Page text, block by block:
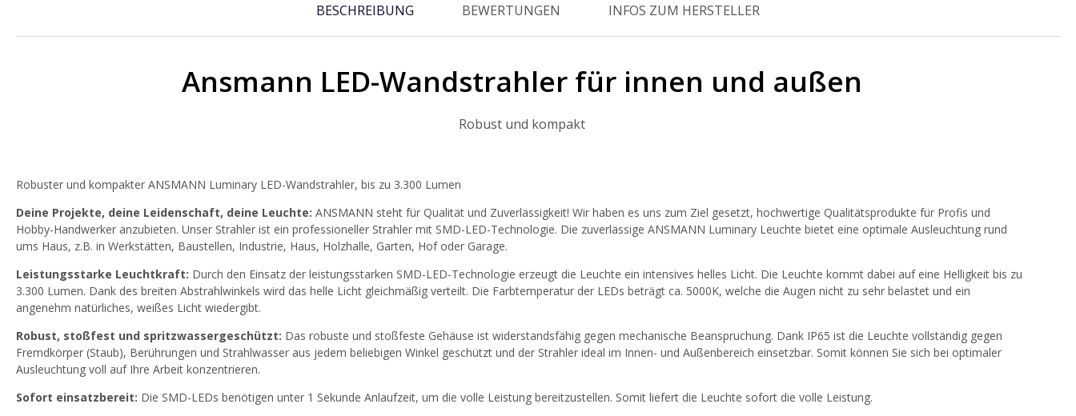
BESCHREIBUNG BEWERTUNGEN INFOS ZUM HERSTELLER
Ansmann LED-Wandstrahler für innen und außen
Robust und kompakt
Robuster und kompakter ANSMANN Luminary LED-Wandstrahler, bis zu 3.300 Lumen
Deine Projekte, deine Leidenschaft, deine Leuchte: ANSMANN steht für Qualität und Zuverlässigkeit! Wir haben es uns zum Ziel gesetzt, hochwertige Qualitätsprodukte für Profis und
Hobby-Handwerker anzubieten. Unser Strahler ist ein professioneller Strahler mit SMD-LED-Technologie. Die zuverlässige ANSMANN Luminary Leuchte bietet eine optimale Ausleuchtung rund
ums Haus, z.B. in Werkstätten, Baustellen, Industrie, Haus, Holzhalle, Garten, Hof oder Garage.
Leistungsstarke Leuchtkraft: Durch den Einsatz der leistungsstarken SMD-LED-Technologie erzeugt die Leuchte ein intensives helles Licht. Die Leuchte kommt dabei auf eine Helligkeit bis zu
3.300 Lumen. Dank des breiten Abstrahlwinkels wird das helle Licht gleichmäßig verteilt. Die Farbtemperatur der LEDs beträgt ca. 5000K, welche die Augen nicht zu sehr belastet und ein
angenehm natürliches, weißes Licht wiedergibt.
Robust, stoßfest und spritzwassergeschützt: Das robuste und stoßfeste Gehäuse ist widerstandsfähig gegen mechanische Beanspruchung. Dank IP65 ist die Leuchte vollständig gegen
Fremdkörper (Staub), Berührungen und Strahlwasser aus jedem beliebigen Winkel geschützt und der Strahler ideal im Innen- und Außenbereich einsetzbar. Somit können Sie sich bei optimaler
Ausleuchtung voll auf Ihre Arbeit konzentrieren.
Sofort einsatzbereit: Die SMD-LEDs benötigen unter 1 Sekunde Anlaufzeit, um die volle Leistung bereitzustellen. Somit liefert die Leuchte sofort die volle Leistung.